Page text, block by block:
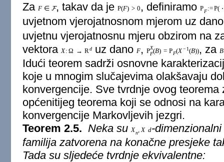
Za F ∈ F, takav da jeP(F) > 0 , definiramo PF :=P( ⋅
uvjetnom vjerojatnosnom mjerom uz
uvjetnu vjerojatnosnu mjeru obzirom na
vektora X: Ω → Rduz dano F, PX
F(B) = PF(X − 1 (B)), za B
Idući teorem sadrži osnovne
koje u mnogim slučajevima olakšavaju
konvergencije. Sve tvrdnje ovog
općenitijeg teorema koji se odnosi na
konvergencije Markovljevih jezgri.
Teorem 2.5. Neka suXn,X d-
familija zatvorena na konačne presjeke
Tada su sljedeće tvrdnje ekvivalentne: